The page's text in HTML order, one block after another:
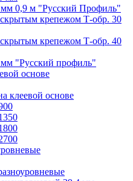
0,9 м "Русский Профиль"
крепежом Т-обр. 30
крепежом Т-обр. 40
"Русский профиль"
основе
клеевой основе